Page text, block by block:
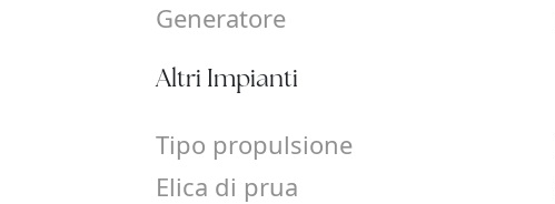
Generatore
Altri Impianti
Tipo propulsione
Elica di prua